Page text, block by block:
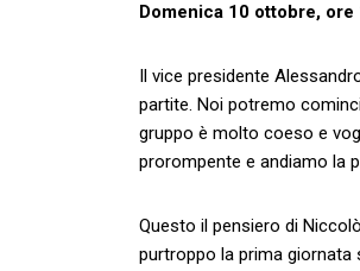
Domenica 10 ottobre,
Il vice presidente
partite. Noi potremo
gruppo è molto coeso e
prorompente e andiamo la
Questo il pensiero di
purtroppo la prima giornata